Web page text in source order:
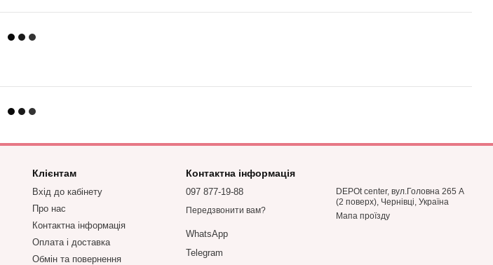
Клієнтам
Вхід до кабінету
Про нас
Контактна інформація
Оплата і доставка
Обмін та повернення
Контактна інформація
097 877-19-88
Передзвонити вам?
WhatsApp
Telegram
DEPOt center, вул.Головна 265 А
(2 поверх), Чернівці, Україна
Мапа проїзду